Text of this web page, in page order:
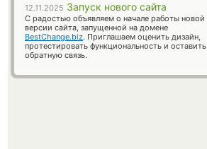
12.11.2025 Запуск нового сайта
С радостью объявляем о начале работы новой
версии сайта, запущенной на домене
BestChange.biz. Приглашаем оценить дизайн,
протестировать функциональность и оставить
обратную связь.